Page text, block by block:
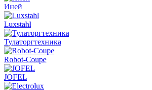
Иней
Luxstahl
Тулаторгтехника
Robot-Coupe
JOFEL